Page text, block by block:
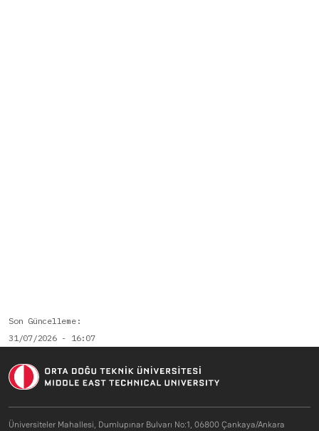
Son Güncelleme
31/07/2026 - 16:07
Üniversiteler Mahallesi, Dumlupınar Bulvarı No:1, 06800 Çankaya/Ankara